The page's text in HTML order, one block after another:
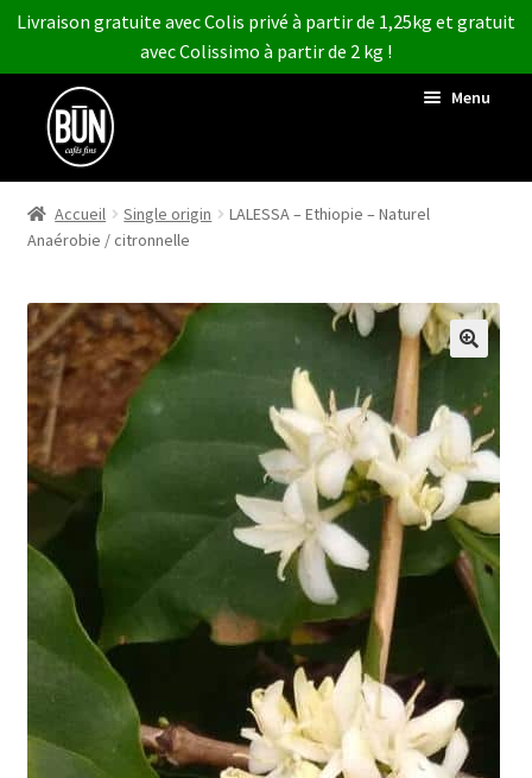
Livraison gratuite avec Colis privé à partir de 1,25kg et gratuit
avec Colissimo à partir de 2 kg !
Aller
navigation
Aller
contenu
Menu
POUR LES PRO
CAFÉ
CONNAÎTRE LE CAFÉOuvrir
menu
enfant
CONTACT
Accueil Single origin
LALESSA – Ethiopie – Naturel
Anaérobie / citronnelle